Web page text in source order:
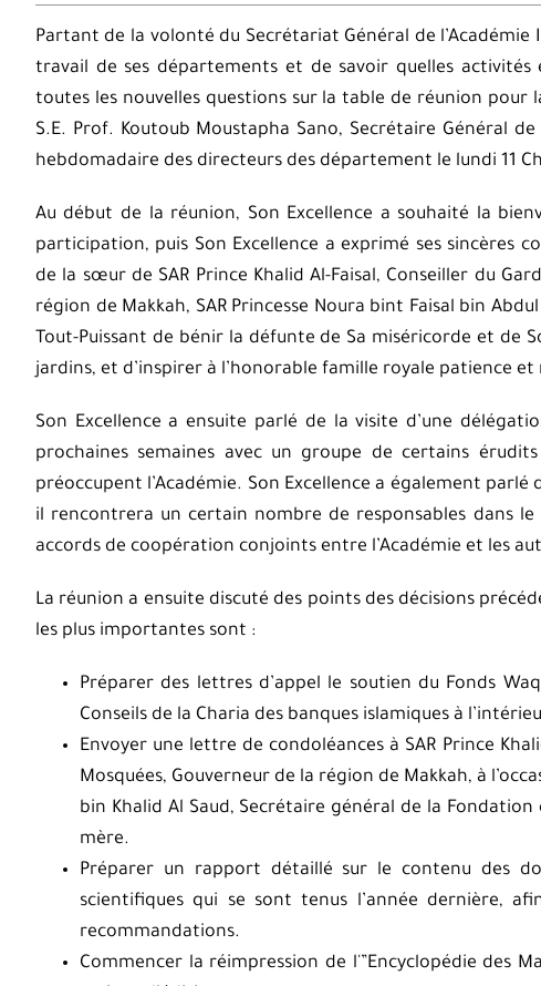
Partant de la volonté du Secrétariat Général de
travail de ses départements et de savoir quelles
toutes les nouvelles questions sur la table de réunion pour
S.E. Prof. Koutoub Moustapha Sano, Secrétaire Général
hebdomadaire des directeurs des département le lundi 11
Au début de la réunion, Son Excellence a souhaité la
participation, puis Son Excellence a exprimé ses sincères
de la sœur de SAR Prince Khalid Al-Faisal, Conseiller du
région de Makkah, SAR Princesse Noura bint Faisal bin
Tout-Puissant de bénir la défunte de Sa miséricorde et de
jardins, et d’inspirer à l’honorable famille royale patience
Son Excellence a ensuite parlé de la visite d’une
prochaines semaines avec un groupe de certains
préoccupent l’Académie. Son Excellence a également parlé
il rencontrera un certain nombre de responsables dans
accords de coopération conjoints entre l’Académie et les
La réunion a ensuite discuté des points des décisions
les plus importantes sont :
Préparer des lettres d’appel le soutien du Fonds
Conseils de la Charia des banques islamiques à
Envoyer une lettre de condoléances à SAR Prince
Mosquées, Gouverneur de la région de Makkah, à
bin Khalid Al Saud, Secrétaire général de la Fondation
mère.
Préparer un rapport détaillé sur le contenu des
scientifiques qui se sont tenus l’année dernière,
recommandations.
Commencer la réimpression de l'”Encyclopédie des